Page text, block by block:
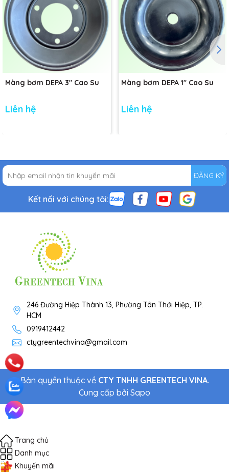
Màng bơm DEPA 3" Cao Su
Liên hệ
Màng bơm DEPA 1" Cao Su
Liên hệ
ĐĂNG KÝ
Kết nối với chúng tôi:
246 Đường Hiệp Thành 13, Phường Tân Thới Hiệp, TP.
HCM
0919412442
ctygreentechvina@gmail.com
Bản quyền thuộc về CTY TNHH GREENTECH VINA.
Cung cấp bởi Sapo
Trang chủ
Danh mục
Khuyến mãi